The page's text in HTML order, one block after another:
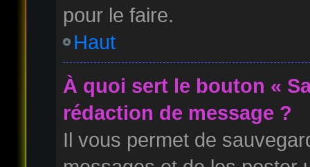
pour le faire.
Haut
À quoi sert le bouton «
rédaction de message ?
Il vous permet de